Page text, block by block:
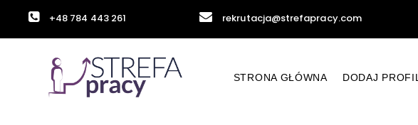
+48 784 443 261 rekrutacja@strefapracy.com
STRONA GŁÓWNA DODAJ PROFIL